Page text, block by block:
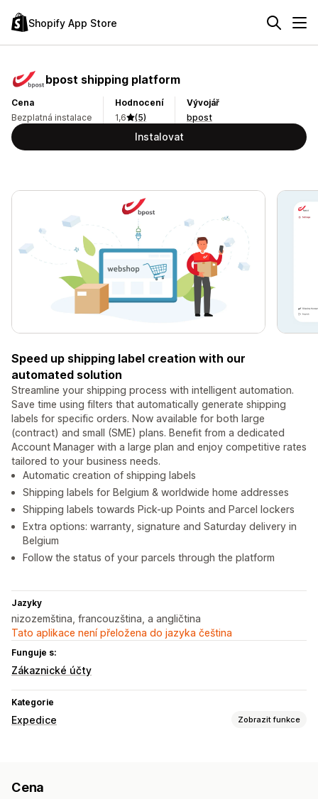
Shopify App Store
bpost shipping platform
Cena
Bezplatná instalace
Hodnocení
1,6
(5)
Vývojář
bpost
Instalovat
Speed up shipping label creation with our
automated solution
Streamline your shipping process with intelligent automation.
Save time using filters that automatically generate shipping
labels for specific orders. Now available for both large
(contract) and small (SME) plans. Benefit from a dedicated
Account Manager with a large plan and enjoy competitive rates
tailored to your business needs.
Automatic creation of shipping labels
Shipping labels for Belgium & worldwide home addresses
Shipping labels towards Pick-up Points and Parcel lockers
Extra options: warranty, signature and Saturday delivery in
Belgium
Follow the status of your parcels through the platform
Jazyky
nizozemština, francouzština, a angličtina
Tato aplikace není přeložena do jazyka čeština
Funguje s:
Zákaznické účty
Kategorie
Expedice Zobrazit funkce
Cena